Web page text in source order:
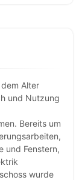
Alter
und Nutzung
Bereits um
und Fenstern,
wurde